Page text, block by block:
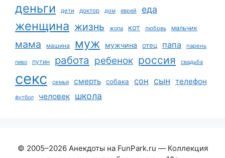
деньги дети доктор дом еврей еда
женщина жизнь жопа кот любовь мальчик
мама машина муж мужчина отец папа парень
пиво путин работа ребенок россия свадьба
секс семья смерть собака сон сын телефон
футбол человек школа
© 2005–2026 Анекдоты на FunPark.ru — Коллекция